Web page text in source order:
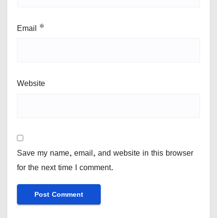
Email *
Website
Save my name, email, and website in this browser
for the next time I comment.